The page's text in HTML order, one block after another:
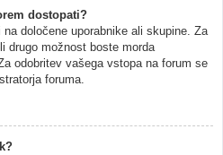
dostopati?
določene uporabnike ali skupine. Za
drugo možnost boste morda
odobritev vašega vstopa na forum se
foruma.